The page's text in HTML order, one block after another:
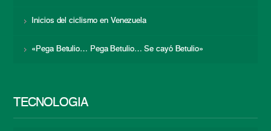
Inicios del ciclismo en Venezuela
«Pega Betulio… Pega Betulio… Se cayó Betulio»
TECNOLOGÍA